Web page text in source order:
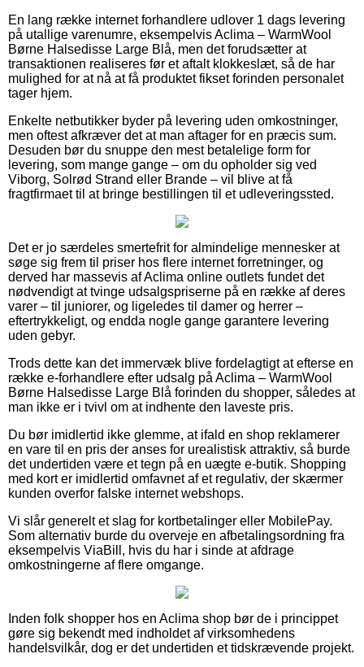
En lang række internet forhandlere udlover 1 dags levering
på utallige varenumre, eksempelvis Aclima – WarmWool
Børne Halsedisse Large Blå, men det forudsætter at
transaktionen realiseres før et aftalt klokkeslæt, så de har
mulighed for at nå at få produktet fikset forinden personalet
tager hjem.
Enkelte netbutikker byder på levering uden omkostninger,
men oftest afkræver det at man aftager for en præcis sum.
Desuden bør du snuppe den mest betalelige form for
levering, som mange gange – om du opholder sig ved
Viborg, Solrød Strand eller Brande – vil blive at få
fragtfirmaet til at bringe bestillingen til et udleveringssted.
Det er jo særdeles smertefrit for almindelige mennesker at
søge sig frem til priser hos flere internet forretninger, og
derved har massevis af Aclima online outlets fundet det
nødvendigt at tvinge udsalgspriserne på en række af deres
varer – til juniorer, og ligeledes til damer og herrer –
eftertrykkeligt, og endda nogle gange garantere levering
uden gebyr.
Trods dette kan det immervæk blive fordelagtigt at efterse en
række e-forhandlere efter udsalg på Aclima – WarmWool
Børne Halsedisse Large Blå forinden du shopper, således at
man ikke er i tvivl om at indhente den laveste pris.
Du bør imidlertid ikke glemme, at ifald en shop reklamerer
en vare til en pris der anses for urealistisk attraktiv, så burde
det undertiden være et tegn på en uægte e-butik. Shopping
med kort er imidlertid omfavnet af et regulativ, der skærmer
kunden overfor falske internet webshops.
Vi slår generelt et slag for kortbetalinger eller MobilePay.
Som alternativ burde du overveje en afbetalingsordning fra
eksempelvis ViaBill, hvis du har i sinde at afdrage
omkostningerne af flere omgange.
Inden folk shopper hos en Aclima shop bør de i princippet
gøre sig bekendt med indholdet af virksomhedens
handelsvilkår, dog er det undertiden et tidskrævende projekt.